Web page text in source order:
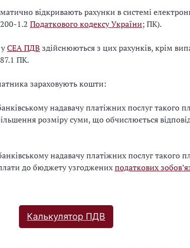
відкривають рахунки в системі
1.2 Податкового кодексу України; ПК).
СЕА ПДВ здійснюються з цих рахунків, крім
ПК.
зараховують кошти:
надавачу платіжних послуг такого
розміру суми, що обчислюється
надавачу платіжних послуг такого
до бюджету узгодженихподаткових
Калькулятор ПДВ